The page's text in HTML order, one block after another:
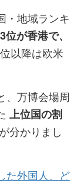
・地域ランキ
が香港で、
以降は欧米
、万博会場周
上位国の割
分かりまし
た外国人、ど